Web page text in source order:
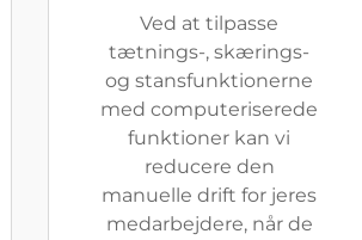
Ved at tilpasse
tætnings-, skærings-
og stansfunktionerne
med computeriserede
funktioner kan vi
reducere den
manuelle drift for jeres
medarbejdere, når de